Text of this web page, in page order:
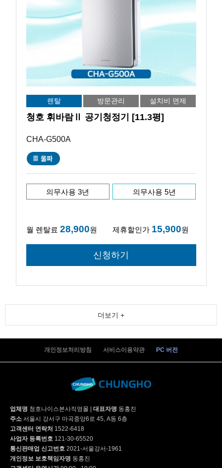
렌탈 방문관리 설치비 면제
청호 휘바람Ⅱ 공기청정기 [11.3평]
CHA-G500A
의무사용 3년 의무사용 5년
월 렌탈료 28,900원 제휴할인가 15,900원
더보기 +
개인정보처리방침 서비스이용약관 PC 버전
업체명 청호나이스본사직영몰 대표자명 동홍진
주소 서울시 강서구 마곡중앙6로 45, A동 6층
고객센터 연락처 1522-6418
사업자 등록번호 121-30-65520
통신판매업 신고번호 2021-서울강서-1961
개인정보 보호책임자명 동홍진